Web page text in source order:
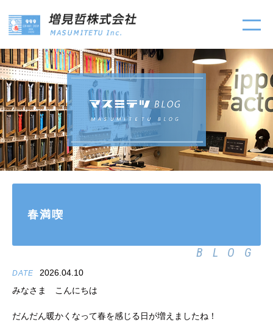
春満喫
BLOG
DATE
2026.04.10
みなさま こんにちは
だんだん暖かくなって春を感じる日が増えましたね！